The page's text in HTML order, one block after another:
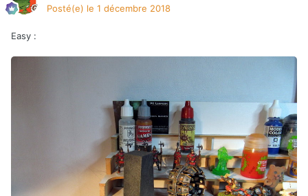
Posté(e) le 1 décembre 2018
Easy :